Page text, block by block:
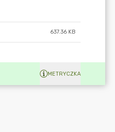
637.36 KB
METRYCZKA